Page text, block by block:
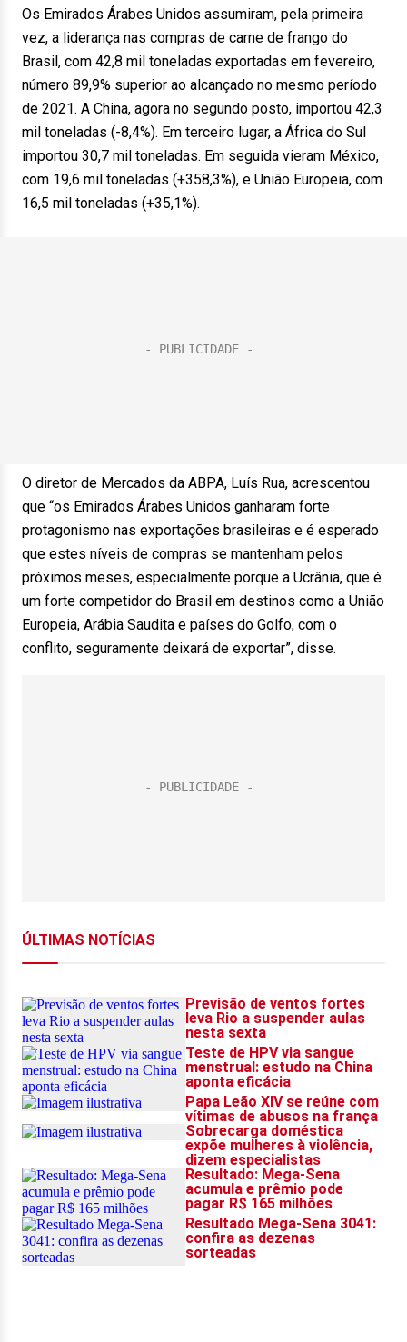
Os Emirados Árabes Unidos assumiram, pela primeira
vez, a liderança nas compras de carne de frango do
Brasil, com 42,8 mil toneladas exportadas em fevereiro,
número 89,9% superior ao alcançado no mesmo período
de 2021. A China, agora no segundo posto, importou 42,3
mil toneladas (-8,4%). Em terceiro lugar, a África do Sul
importou 30,7 mil toneladas. Em seguida vieram México,
com 19,6 mil toneladas (+358,3%), e União Europeia, com
16,5 mil toneladas (+35,1%).
O diretor de Mercados da ABPA, Luís Rua, acrescentou
que “os Emirados Árabes Unidos ganharam forte
protagonismo nas exportações brasileiras e é esperado
que estes níveis de compras se mantenham pelos
próximos meses, especialmente porque a Ucrânia, que é
um forte competidor do Brasil em destinos como a União
Europeia, Arábia Saudita e países do Golfo, com o
conflito, seguramente deixará de exportar”, disse.